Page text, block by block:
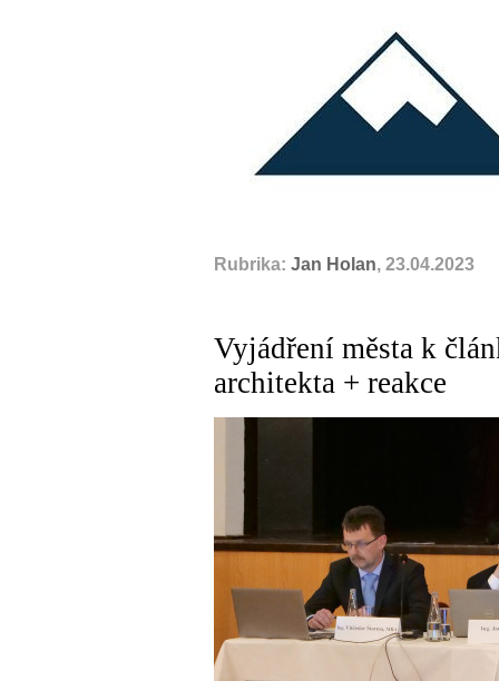
Rubrika: Jan Holan, 23.04.2023
Vyjádření města k
architekta + reakce